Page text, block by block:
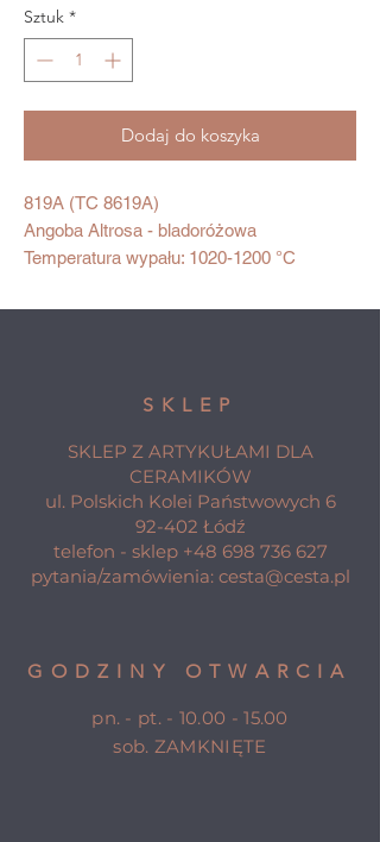
Sztuk *
Dodaj do koszyka
819A (TC 8619A)
Angoba Altrosa - bladoróżowa
Temperatura wypału: 1020-1200 °C
SKLEP
SKLEP Z ARTYKUŁAMI DLA
CERAMIKÓW
ul. Polskich Kolei Państwowych 6
92-402 Łódź
telefon - sklep +48 698 736 627
pytania/zamówienia: cesta@cesta.pl
GODZINY OTWARCIA
pn. - pt. - 10.00 - 15.00
sob. ZAMKNIĘTE